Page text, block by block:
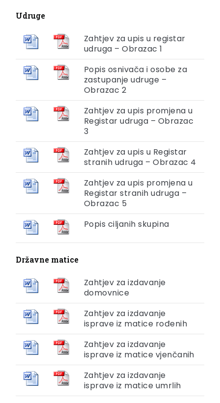
Udruge
Zahtjev za upis u registar
udruga – Obrazac 1
Popis osnivača i osobe za
zastupanje udruge –
Obrazac 2
Zahtjev za upis promjena u
Registar udruga – Obrazac
3
Zahtjev za upis u Registar
stranih udruga – Obrazac 4
Zahtjev za upis promjena u
Registar stranih udruga –
Obrazac 5
Popis ciljanih skupina
Državne matice
Zahtjev za izdavanje
domovnice
Zahtjev za izdavanje
isprave iz matice rođenih
Zahtjev za izdavanje
isprave iz matice vjenčanih
Zahtjev za izdavanje
isprave iz matice umrlih